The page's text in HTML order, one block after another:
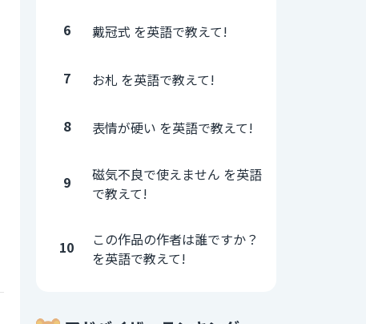
6 戴冠式 を英語で教えて!
7 お札 を英語で教えて!
8 表情が硬い を英語で教えて!
9
磁気不良で使えません を英語
で教えて!
10
この作品の作者は誰ですか？
を英語で教えて!